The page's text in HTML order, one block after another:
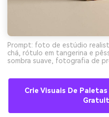
Prompt: foto de estúdio
chá, rótulo em tangerina e
sombra suave, fotografia de
Crie Visuais De